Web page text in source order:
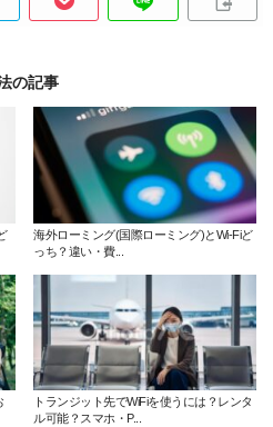
の記事
海外ローミング(国際ローミング)とWi-Fiど
っち？違い・費...
トランジット先でWiFiを使うには？レンタ
ル可能？スマホ・P...